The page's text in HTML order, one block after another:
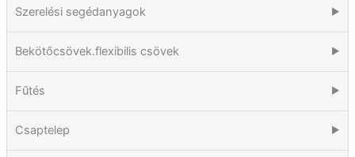
Szerelési segédanyagok ▶
Bekötőcsövek.flexibilis csövek ▶
Fűtés ▶
Csaptelep ▶